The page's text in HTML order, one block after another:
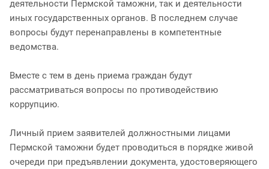
деятельности Пермской таможни, так и деятельности
иных государственных органов. В последнем случае
вопросы будут перенаправлены в компетентные
ведомства.
Вместе с тем в день приема граждан будут
рассматриваться вопросы по противодействию
коррупцию.
Личный прием заявителей должностными лицами
Пермской таможни будет проводиться в порядке живой
очереди при предъявлении документа, удостоверяющего